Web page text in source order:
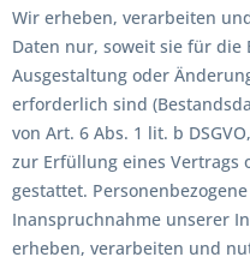
Wir erheben, verarbeiten
Daten nur, soweit sie für
Ausgestaltung oder
erforderlich sind
von Art. 6 Abs. 1 lit. b
zur Erfüllung eines Vertrags
gestattet.
Inanspruchnahme unserer
erheben, verarbeiten und